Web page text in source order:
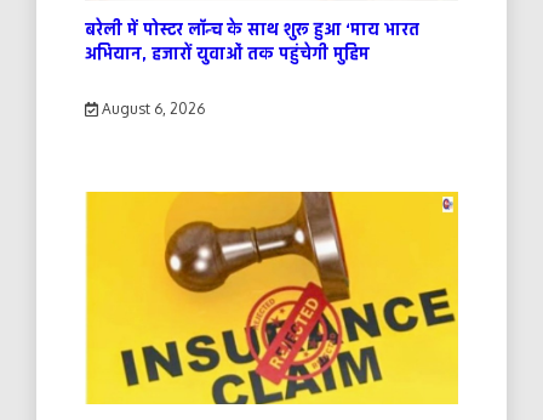
बरेली में पोस्टर लॉन्च के साथ शुरू हुआ ‘माय भारत
अभियान, हजारों युवाओं तक पहुंचेगी मुहिम
August 6, 2026